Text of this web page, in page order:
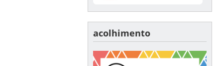
acolhimento